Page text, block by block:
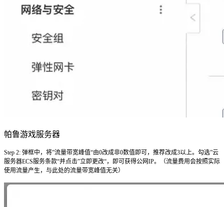
帕鲁游戏服务器
Step 2: 弹框中，将”流量带宽峰值“由0改成非0数值即可，推荐改成3以上。勾选”云
服务器ECS服务条款“并点击”立即更改“，即可获得公网IP。（流量费用会按照实际
使用流量产生，与此处的流量带宽峰值无关）